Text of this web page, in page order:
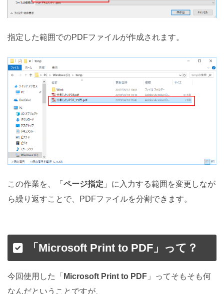
指定した範囲でのPDFファイルが作成されます。
この作業を、「 ページ指定 」に入力する範囲を変更しなが
ら繰り返すことで、PDFファイルを分割できます。
「Microsoft Print to PDF」って？
今回使用した「 Microsoft Print to PDF 」ってそもそも何
なんだということですが、